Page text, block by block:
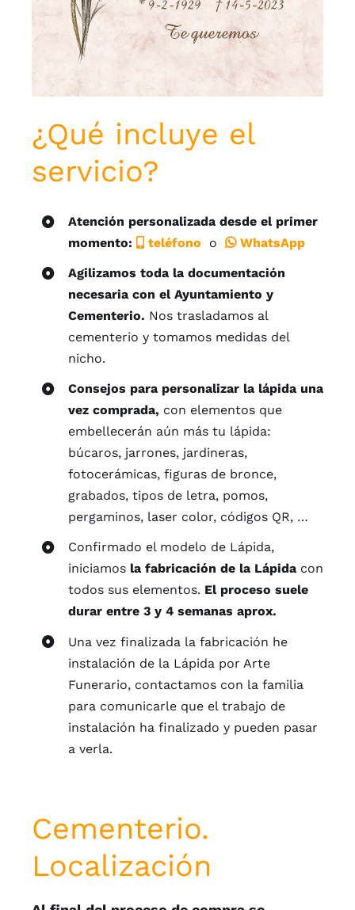
¿Qué incluye el
servicio?
Atención personalizada desde el primer
momento:
teléfono o WhatsApp
Agilizamos toda la documentación
necesaria con el Ayuntamiento y
Cementerio. Nos trasladamos al
cementerio y tomamos medidas del
nicho.
Consejos para personalizar la lápida una
vez comprada, con elementos que
embellecerán aún más tu lápida:
búcaros, jarrones, jardineras,
fotocerámicas, figuras de bronce,
grabados, tipos de letra, pomos,
pergaminos, laser color, códigos QR, …
Confirmado el modelo de Lápida,
iniciamos la fabricación de la Lápidacon
todos sus elementos. El proceso suele
durar entre 3 y 4 semanas aprox.
Una vez finalizada la fabricación he
instalación de la Lápida por Arte
Funerario, contactamos con la familia
para comunicarle que el trabajo de
instalación ha finalizado y pueden pasar
a verla.
Cementerio.
Localización